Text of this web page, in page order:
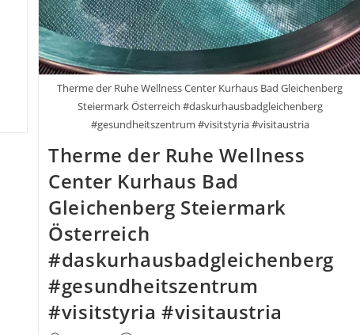
Therme der Ruhe Wellness Center Kurhaus Bad Gleichenberg
Steiermark Österreich #daskurhausbadgleichenberg
#gesundheitszentrum #visitstyria #visitaustria
Therme der Ruhe Wellness
Center Kurhaus Bad
Gleichenberg Steiermark
Österreich
#daskurhausbadgleichenberg
#gesundheitszentrum
#visitstyria #visitaustria